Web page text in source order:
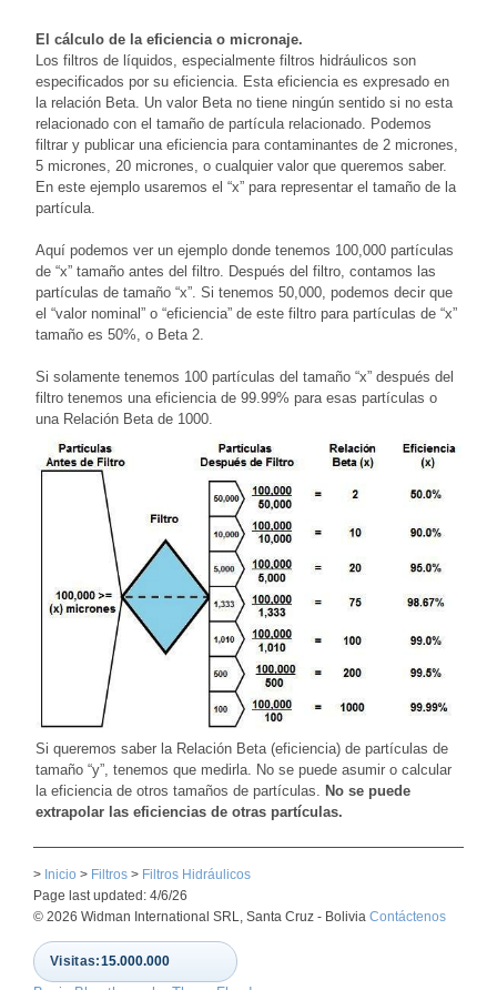
El cálculo de la eficiencia o micronaje.
Los filtros de líquidos, especialmente filtros hidráulicos son
especificados por su eficiencia. Esta eficiencia es expresado en
la relación Beta. Un valor Beta no tiene ningún sentido si no esta
relacionado con el tamaño de partícula relacionado. Podemos
filtrar y publicar una eficiencia para contaminantes de 2 micrones,
5 micrones, 20 micrones, o cualquier valor que queremos saber.
En este ejemplo usaremos el “x” para representar el tamaño de la
partícula.
Aquí podemos ver un ejemplo donde tenemos 100,000 partículas
de “x” tamaño antes del filtro. Después del filtro, contamos las
partículas de tamaño “x”. Si tenemos 50,000, podemos decir que
el “valor nominal” o “eficiencia” de este filtro para partículas de “x”
tamaño es 50%, o Beta 2.
Si solamente tenemos 100 partículas del tamaño “x” después del
filtro tenemos una eficiencia de 99.99% para esas partículas o
una Relación Beta de 1000.
Si queremos saber la Relación Beta (eficiencia) de partículas de
tamaño “y”, tenemos que medirla. No se puede asumir o calcular
la eficiencia de otros tamaños de partículas. No se puede
extrapolar las eficiencias de otras partículas.
> Inicio > Filtros > Filtros Hidráulicos
Page last updated: 4/6/26
© 2026 Widman International SRL, Santa Cruz - Bolivia Contáctenos
Visitas:15.000.000